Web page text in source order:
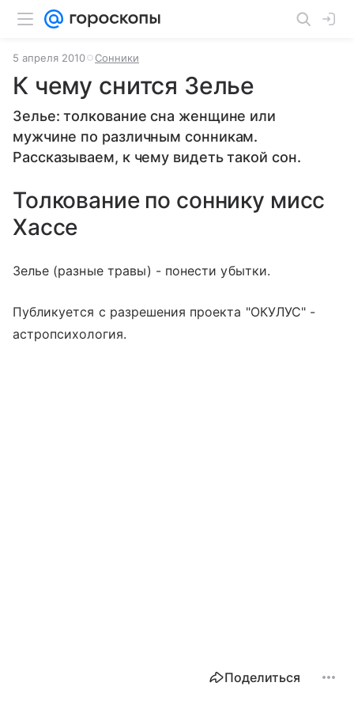
5 апреля 2010 Сонники
К чему снится Зелье
Зелье: толкование сна женщине или
мужчине по различным сонникам.
Рассказываем, к чему видеть такой сон.
Толкование по соннику мисс
Хассе
Зелье (разные травы) - понести убытки.
Публикуется с разрешения проекта "ОКУЛУС" -
астропсихология.
Поделиться